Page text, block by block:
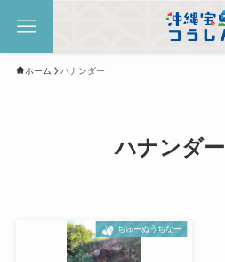
ホーム ハナンダー
ハナンダー
ちゅーぬうちなー